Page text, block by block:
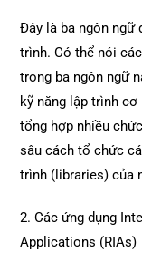
Đây là ba ngôn ngữ
trình. Có thể nói
trong ba ngôn ngữ
kỹ năng lập trình
tổng hợp nhiều
sâu cách tổ chức
trình (libraries) của
2. Các ứng dụng
Applications (RIAs)